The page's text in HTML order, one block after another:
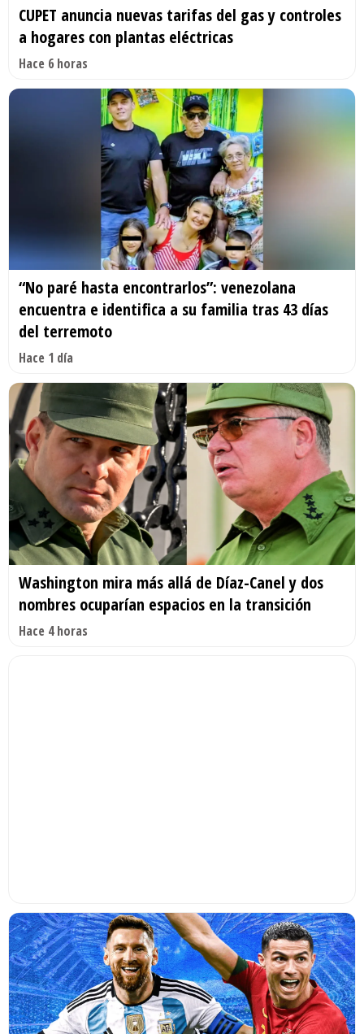
CUPET anuncia nuevas tarifas del gas y controles
a hogares con plantas eléctricas
Hace 6 horas
“No paré hasta encontrarlos”: venezolana
encuentra e identifica a su familia tras 43 días
del terremoto
Hace 1 día
Washington mira más allá de Díaz-Canel y dos
nombres ocuparían espacios en la transición
Hace 4 horas